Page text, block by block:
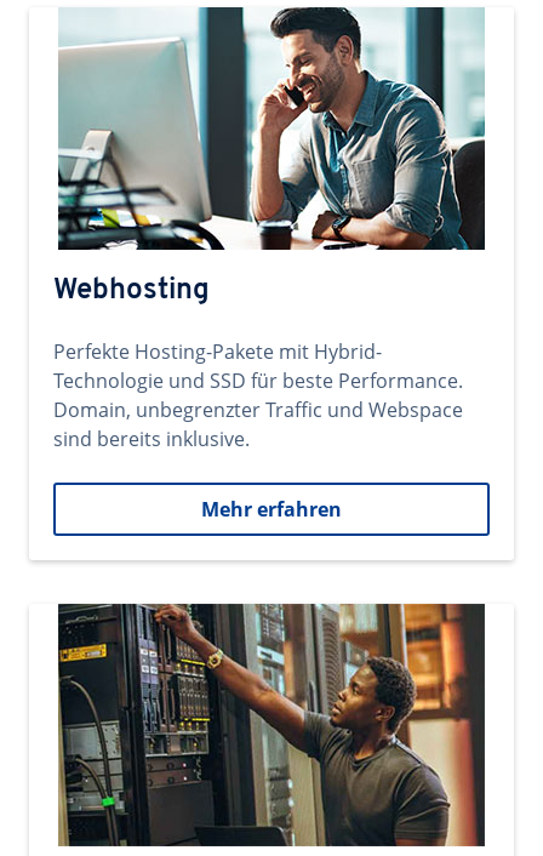
Webhosting
Perfekte Hosting-Pakete mit Hybrid-
Technologie und SSD für beste Performance.
Domain, unbegrenzter Traffic und Webspace
sind bereits inklusive.
Mehr erfahren